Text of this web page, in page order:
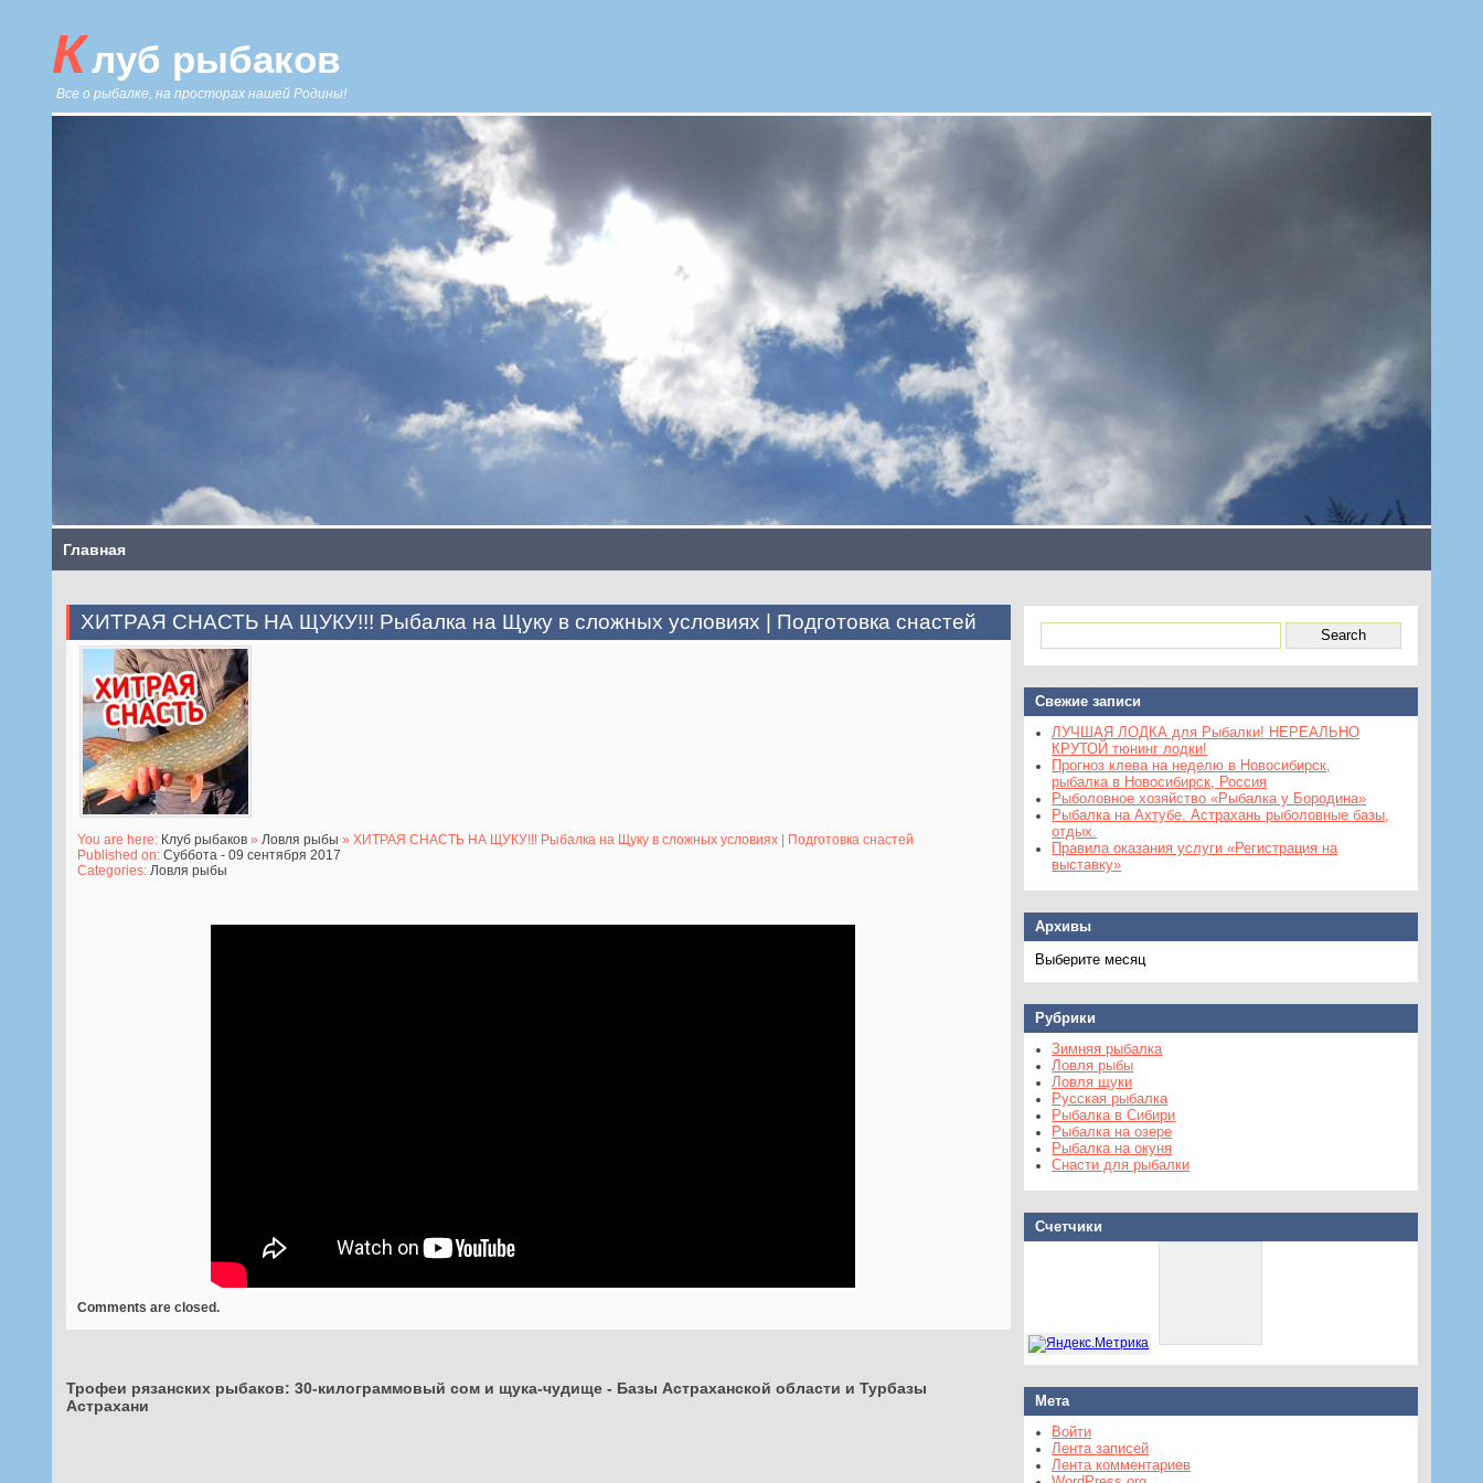
Клуб рыбаков
Все о рыбалке, на просторах нашей Родины!
Главная
ХИТРАЯ СНАСТЬ НА ЩУКУ!!! Рыбалка на Щуку в сложных условиях | Подготовка снастей
You are here: Клуб рыбаков» Ловля рыбы » ХИТРАЯ СНАСТЬ НА ЩУКУ!!! Рыбалка на Щуку в сложных условиях | Подготовка снастей
Published on: Суббота - 09 сентября 2017
Categories: Ловля рыбы
Comments are closed.
Трофеи рязанских рыбаков: 30-килограммовый сом и щука-чудище- Базы Астраханской области и Турбазы
Астрахани
Свежие записи
ЛУЧШАЯ ЛОДКА для Рыбалки! НЕРЕАЛЬНО
КРУТОЙ тюнинг лодки!
Прогноз клева на неделю в Новосибирск,
рыбалка в Новосибирск, Россия
Рыболовное хозяйство «Рыбалка у Бородина»
Рыбалка на Ахтубе. Астрахань рыболовные базы,
отдых.
Правила оказания услуги «Регистрация на
выставку»
Архивы
Архивы
Рубрики
Зимняя рыбалка
Ловля рыбы
Ловля щуки
Русская рыбалка
Рыбалка в Сибири
Рыбалка на озере
Рыбалка на окуня
Снасти для рыбалки
Счетчики
Мета
Войти
Лента записей
Лента комментариев